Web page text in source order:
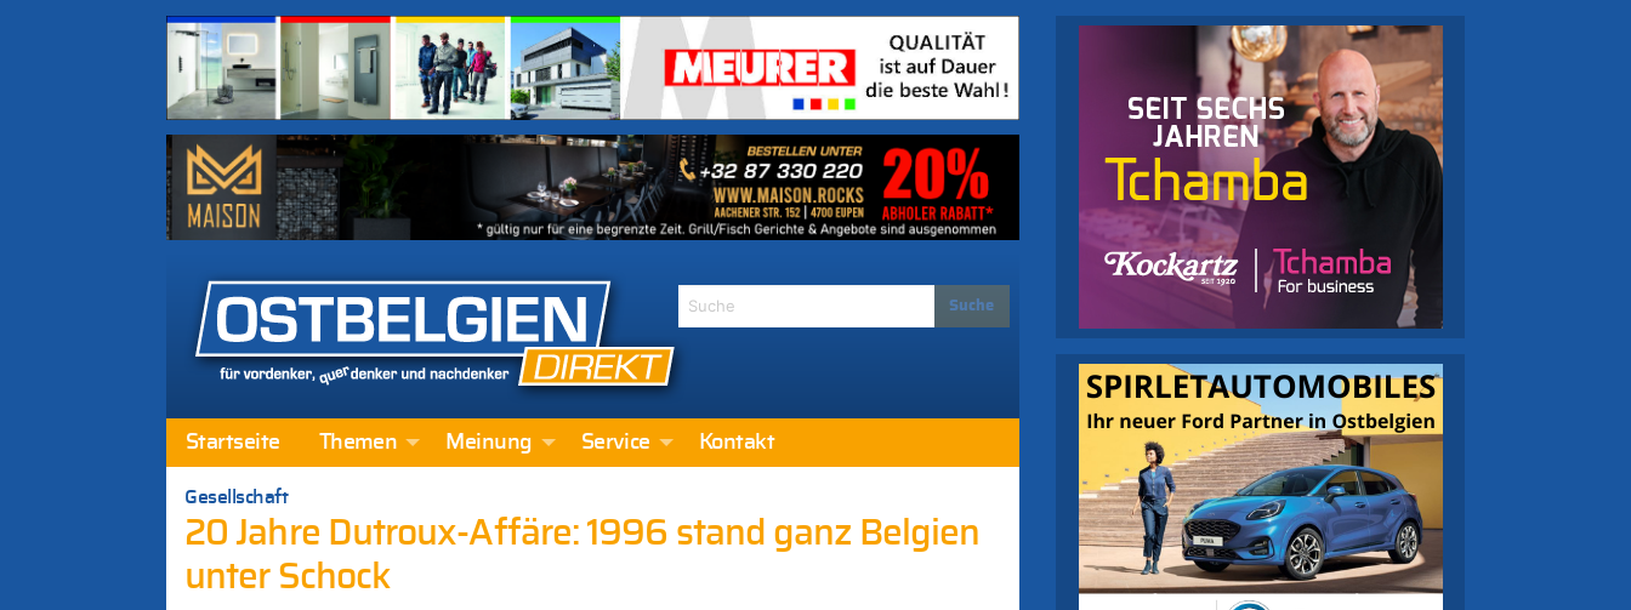
Startseite Themen Meinung Service Kontakt
Gesellschaft
20 Jahre Dutroux-Affäre: 1996 stand ganz Belgien
unter Schock